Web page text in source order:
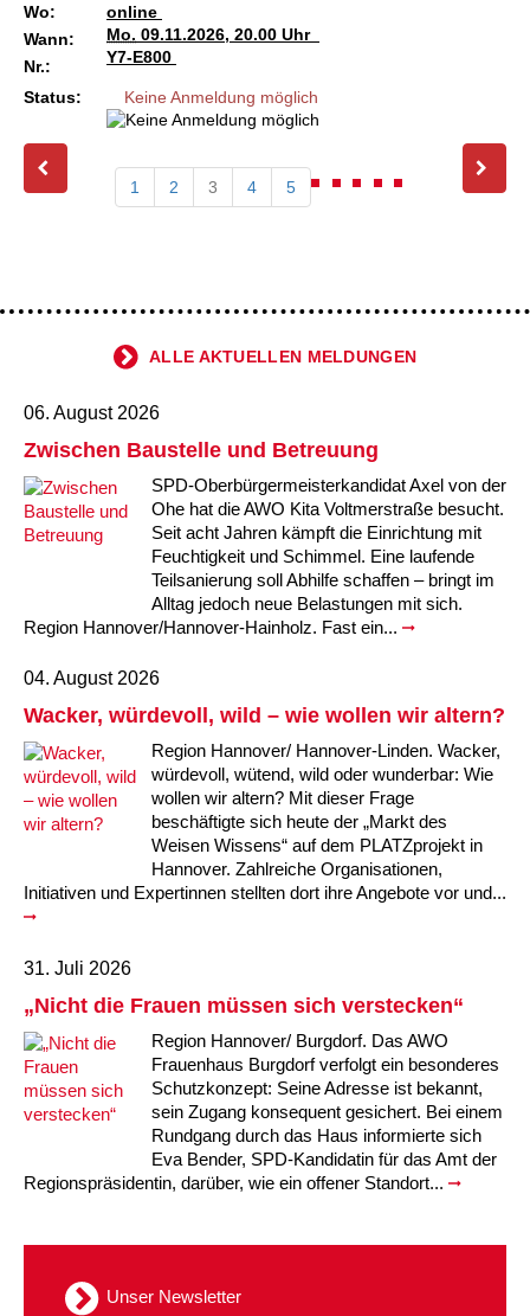
Wo:
online
Wann:
Mo. 09.11.2026, 20.00 Uhr
Nr.:
Y7-E800
Status: Keine Anmeldung möglich
1 2 3 4 5
ALLE AKTUELLEN MELDUNGEN
06. August 2026
Zwischen Baustelle und Betreuung
SPD-Oberbürgermeisterkandidat Axel von der
Ohe hat die AWO Kita Voltmerstraße besucht.
Seit acht Jahren kämpft die Einrichtung mit
Feuchtigkeit und Schimmel. Eine laufende
Teilsanierung soll Abhilfe schaffen – bringt im
Alltag jedoch neue Belastungen mit sich.
Region Hannover/Hannover-Hainholz. Fast ein...
04. August 2026
Wacker, würdevoll, wild – wie wollen wir altern?
Region Hannover/ Hannover-Linden. Wacker,
würdevoll, wütend, wild oder wunderbar: Wie
wollen wir altern? Mit dieser Frage
beschäftigte sich heute der „Markt des
Weisen Wissens“ auf dem PLATZprojekt in
Hannover. Zahlreiche Organisationen,
Initiativen und Expertinnen stellten dort ihre Angebote vor und...
31. Juli 2026
„Nicht die Frauen müssen sich verstecken“
Region Hannover/ Burgdorf. Das AWO
Frauenhaus Burgdorf verfolgt ein besonderes
Schutzkonzept: Seine Adresse ist bekannt,
sein Zugang konsequent gesichert. Bei einem
Rundgang durch das Haus informierte sich
Eva Bender, SPD-Kandidatin für das Amt der
Regionspräsidentin, darüber, wie ein offener Standort...
Unser Newsletter